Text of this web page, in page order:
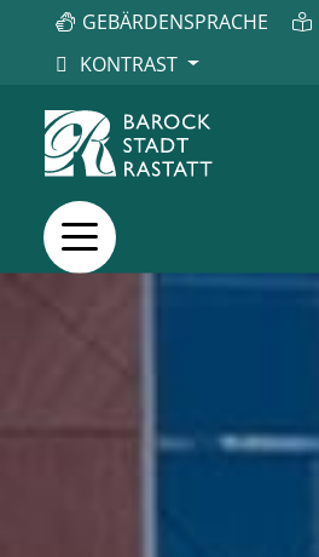
GEBÄRDENSPRACHE
KONTRAST